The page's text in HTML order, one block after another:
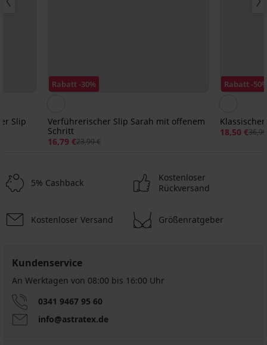
Slip
Rabatt -30%
Verführerischer Slip Sarah mit offenem
Schritt
16,79 €23,99 €
Rabatt -
18,50 €
2er-
PACK
Menstruationsslip
2er-
PACK
Menstruationsslip
Moon
für
Menstruationsslip
Bellinda
für
die
mittelstarken
5% Cashback
Kostenloser
Rückversand
Kostenloser Versand Größenratgeber
Kundenservice
An Werktagen von 08:00 bis 16:00 Uhr
0341 9467 95 60
info@astratex.de